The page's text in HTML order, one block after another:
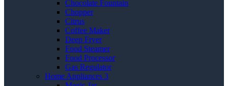
Chocolate Fountain
Chopper
Citrus
Coffee Maker
Deep Fryer
Food Steamer
Food Processor
Gas Regulator
Home Appliances 3